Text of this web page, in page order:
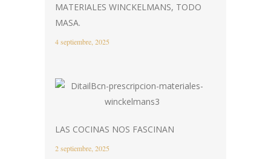
MATERIALES WINCKELMANS, TODO
MASA.
4 septiembre, 2025
LAS COCINAS NOS FASCINAN
2 septiembre, 2025